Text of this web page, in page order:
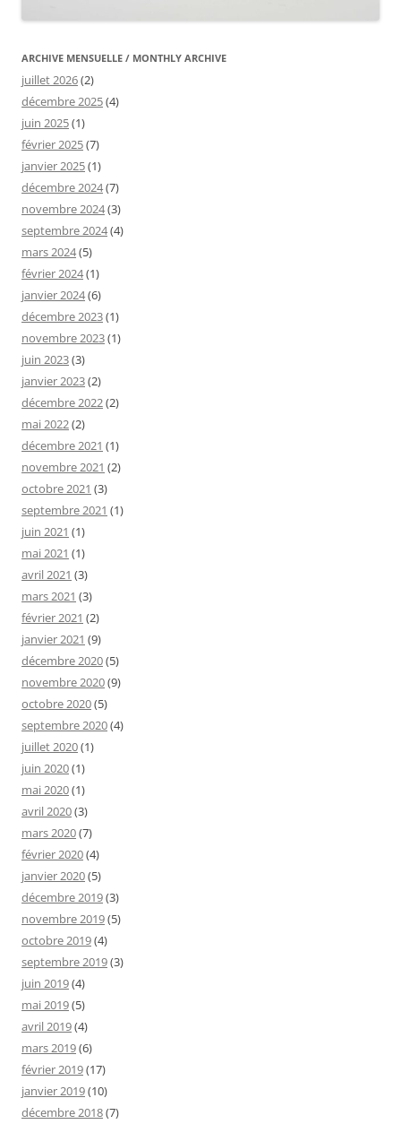
ARCHIVE MENSUELLE / MONTHLY ARCHIVE
juillet 2026(2)
décembre 2025(4)
juin 2025(1)
février 2025(7)
janvier 2025(1)
décembre 2024(7)
novembre 2024(3)
septembre 2024(4)
mars 2024(5)
février 2024(1)
janvier 2024(6)
décembre 2023(1)
novembre 2023(1)
juin 2023(3)
janvier 2023(2)
décembre 2022(2)
mai 2022(2)
décembre 2021 (1)
novembre 2021 (2)
octobre 2021 (3)
septembre 2021 (1)
juin 2021 (1)
mai 2021 (1)
avril 2021 (3)
mars 2021 (3)
février 2021 (2)
janvier 2021 (9)
décembre 2020(5)
novembre 2020(9)
octobre 2020(5)
septembre 2020(4)
juillet 2020(1)
juin 2020(1)
mai 2020(1)
avril 2020(3)
mars 2020(7)
février 2020(4)
janvier 2020(5)
décembre 2019(3)
novembre 2019(5)
octobre 2019(4)
septembre 2019(3)
juin 2019(4)
mai 2019(5)
avril 2019(4)
mars 2019(6)
février 2019(17)
janvier 2019(10)
décembre 2018(7)